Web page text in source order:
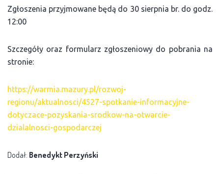
Zgłoszenia przyjmowane będą do 30 sierpnia br. do godz.
12:00
Szczegóły oraz formularz zgłoszeniowy do pobrania na
stronie:
https://warmia.mazury.pl/rozwoj-
regionu/aktualnosci/4527-spotkanie-informacyjne-
dotyczace-pozyskania-srodkow-na-otwarcie-
dzialalnosci-gospodarczej
Dodał: Benedykt Perzyński